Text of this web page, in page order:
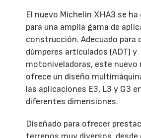
El nuevo Michelin XHA3 se
para una amplia gama de
construcción. Adecuado para
dúmperes articulados (ADT) y
motoniveladoras, este nuevo
ofrece un diseño
las aplicaciones E3, L3 y G3
diferentes dimensiones.
Diseñado para ofrecer